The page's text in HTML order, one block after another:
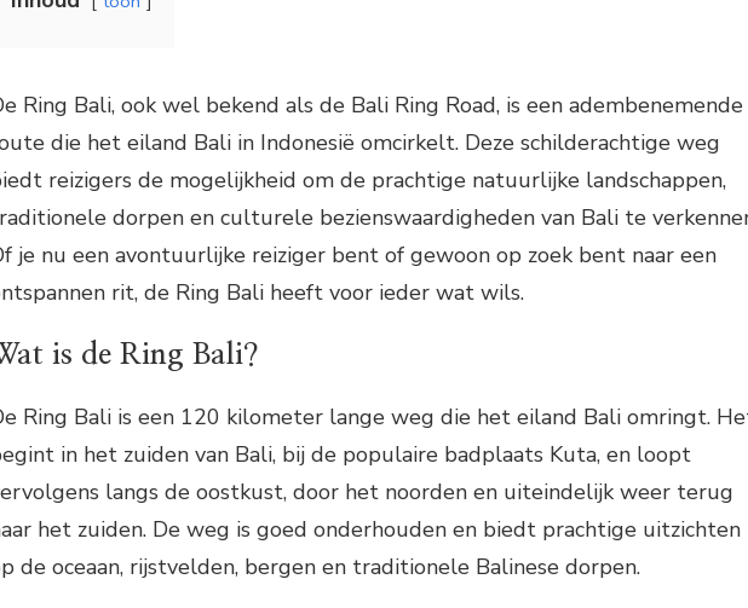
Ring Bali, ook wel bekend als de Bali Ring Road, is een adembenemende
die het eiland Bali in Indonesië omcirkelt. Deze schilderachtige weg
reizigers de mogelijkheid om de prachtige natuurlijke landschappen,
dorpen en culturele bezienswaardigheden van Bali te
je nu een avontuurlijke reiziger bent of gewoon op zoek bent naar een
rit, de Ring Bali heeft voor ieder wat wils.
is de Ring Bali?
Ring Bali is een 120 kilometer lange weg die het eiland Bali omringt.
in het zuiden van Bali, bij de populaire badplaats Kuta, en loopt
langs de oostkust, door het noorden en uiteindelijk weer terug
het zuiden. De weg is goed onderhouden en biedt prachtige uitzichten
de oceaan, rijstvelden, bergen en traditionele Balinese dorpen.